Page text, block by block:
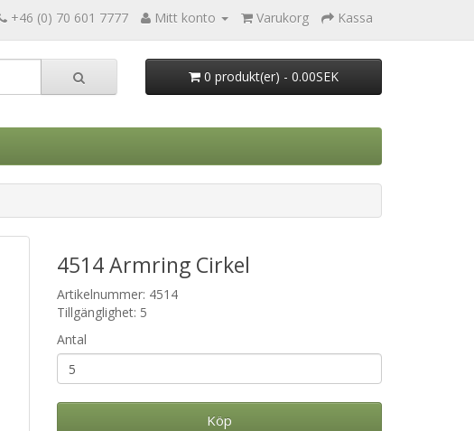
+46 (0) 70 601 7777 Mitt konto Varukorg Kassa
0 produkt(er) - 0.00SEK
4514 Armring Cirkel
Artikelnummer: 4514
Tillgänglighet: 5
Antal
Köp